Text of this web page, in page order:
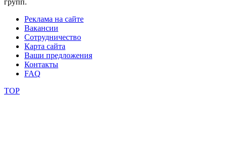
Реклама на сайте
Вакансии
Сотрудничество
Карта сайта
Ваши предложения
Контакты
FAQ
TOP